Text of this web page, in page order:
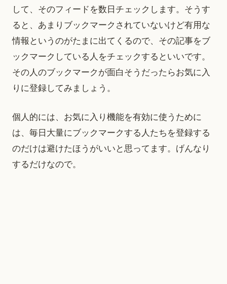
して、そのフィードを数日チェックします。そうす
ると、あまりブックマークされていないけど有用な
情報というのがたまに出てくるので、その記事をブ
ックマークしている人をチェックするといいです。
その人のブックマークが面白そうだったらお気に入
りに登録してみましょう。
個人的には、お気に入り機能を有効に使うために
は、毎日大量にブックマークする人たちを登録する
のだけは避けたほうがいいと思ってます。げんなり
するだけなので。